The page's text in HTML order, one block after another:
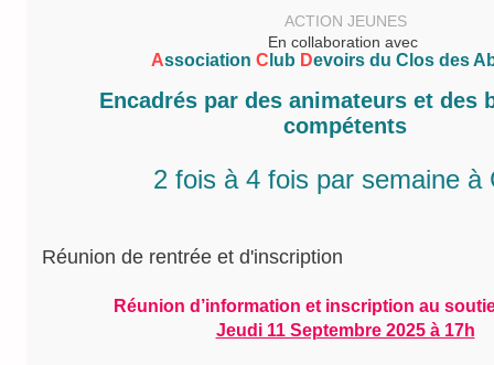
ACTION JEUNES
En collaboration avec
Association C lub Devoirs du Clos des
​Encadrés par des animateurs et des
compétents
2 foisà 4 foispar semaine à
Réunion de rentrée et d'inscription
Réunion d’information et inscription au
Jeudi 11 Septembre 2025 à 17h